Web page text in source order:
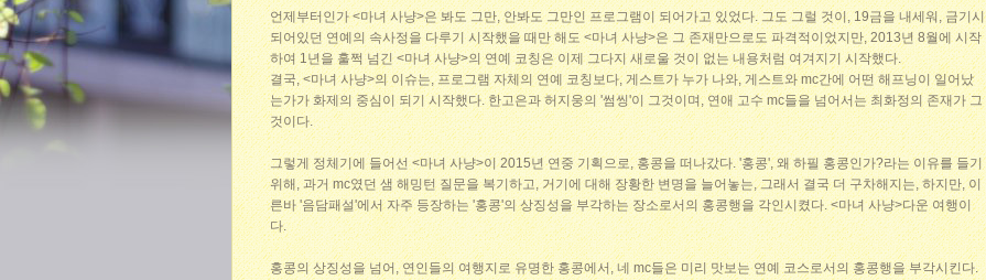
언제부터인가 <마녀 사냥>은 봐도 그만, 안봐도 그만인 프로그램이 되어가고 있었다. 그도 그럴 것이, 19금을 내세워, 금기시
되어있던 연예의 속사정을 다루기 시작했을 때만 해도 <마녀 사냥>은 그 존재만으로도 파격적이었지만, 2013년 8월에 시작
하여 1년을 훌쩍 넘긴 <마녀 사냥>의 연예 코칭은 이제 그다지 새로울 것이 없는 내용처럼 여겨지기 시작했다.
결국, <마녀 사냥>의 이슈는, 프로그램 자체의 연예 코칭보다, 게스트가 누가 나와, 게스트와 mc간에 어떤 해프닝이 일어났
는가가 화제의 중심이 되기 시작했다. 한고은과 허지웅의 '썸씽'이 그것이며, 연애 고수 mc들을 넘어서는 최화정의 존재가 그
것이다.
그렇게 정체기에 들어선 <마녀 사냥>이 2015년 연중 기획으로, 홍콩을 떠나갔다. '홍콩', 왜 하필 홍콩인가?라는 이유를 들기
위해, 과거 mc였던 샘 해밍턴 질문을 복기하고, 거기에 대해 장황한 변명을 늘어놓는, 그래서 결국 더 구차해지는, 하지만, 이
른바 '음담패설'에서 자주 등장하는 '홍콩'의 상징성을 부각하는 장소로서의 홍콩행을 각인시켰다. <마녀 사냥>다운 여행이
다.
홍콩의 상징성을 넘어, 연인들의 여행지로 유명한 홍콩에서, 네 mc들은 미리 맛보는 연예 코스로서의 홍콩행을 부각시킨다.